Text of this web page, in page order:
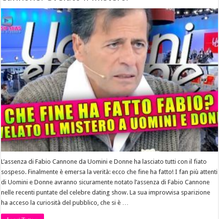
L’assenza di Fabio Cannone da Uomini e Donne ha lasciato tutti con il fiato
sospeso. Finalmente è emersa la verità: ecco che fine ha fatto! I fan più attenti
di Uomini e Donne avranno sicuramente notato l’assenza di Fabio Cannone
nelle recenti puntate del celebre dating show. La sua improvvisa sparizione
ha acceso la curiosità del pubblico, che si è …